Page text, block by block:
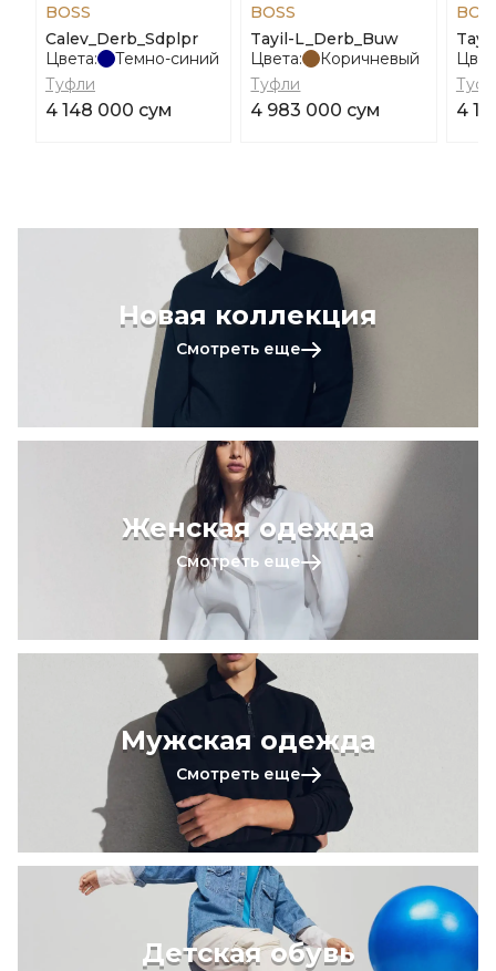
BOSS
Calev_Derb_Sdplpr
Цвета:
Темно-синий
Туфли
4 148 000 сум
BOSS
Tayil-L_Derb_Buw
Цвета:
Коричневый
Туфли
4 983 000 сум 4
Новая коллекция
Смотреть еще
Женская одежда
Смотреть еще
Мужская одежда
Смотреть еще
Детская обувь